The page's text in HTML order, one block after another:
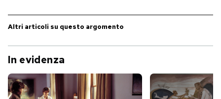
I MIEI PREFERITI
Altri articoli su questo argomento
In evidenza